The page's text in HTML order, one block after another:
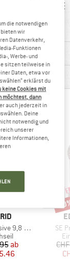
SICH AUCH
9,8 mm
Preis
ab
SE
die notwendigen
wir
Datenverkehr,
Funktionen
, Werbe- und
sitzen teilweise in
Daten, etwa vor
erklärst du
keine Cookies mit
möchtest, dann
auch jederzeit in
Deine
notwendig und
unserer
Informationen,